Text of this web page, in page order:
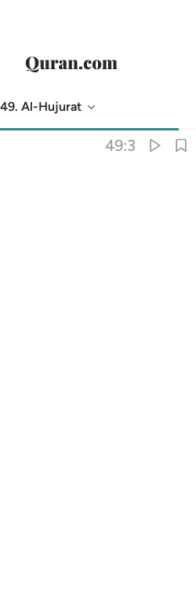
49. Al-Hujurat Translation
49:3